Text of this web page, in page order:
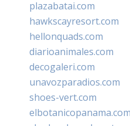
plazabatai.com
hawkscayresort.com
hellonquads.com
diarioanimales.com
decogaleri.com
unavozparadios.com
shoes-vert.com
elbotanicopanama.com